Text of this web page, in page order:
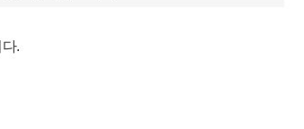
.